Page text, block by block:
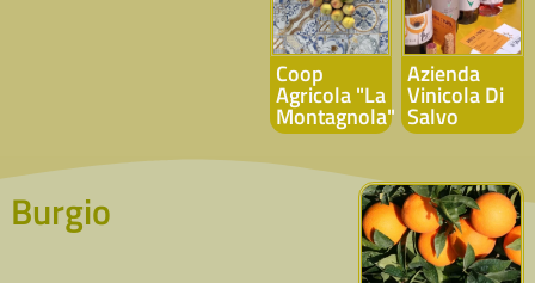
Coop
Agricola "La
Montagnola"
Azienda
Vinicola Di
Salvo
Burgio